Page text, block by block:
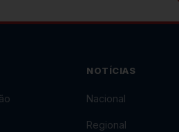
NOTÍCIAS
Nacional
Regional